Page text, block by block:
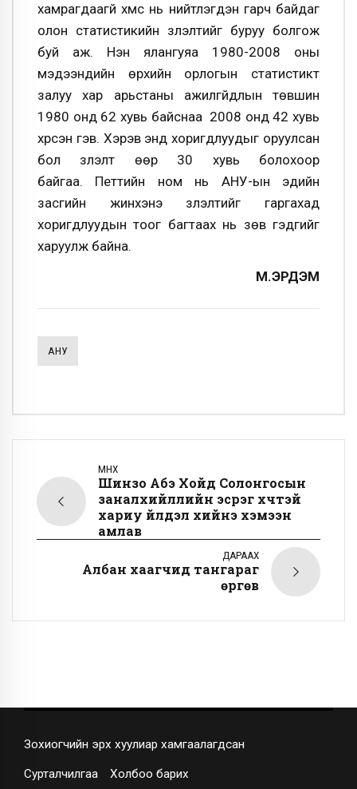
хамрагдаагүй хүмүүс нь нийтлэгдэн гарч байдаг
олон статистикийн үзүүлэлтийг буруу болгож
буй аж. Нэн ялангуяа 1980-2008 оны
мэдээнүүдийн өрхийн орлогын статистикт
залуу хар арьстаны ажилгүйдлын төвшин
1980 онд 62 хувь байснаа 2008 онд 42 хувь
хүрсэн гэв. Хэрэв энд хоригдлуудыг оруулсан
бол үзүүлэлт өөр 30 хувь болохоор
байгаа. Петтийн ном нь АНУ-ын эдийн
засгийн жинхэнэ үзүүлэлтийг гаргахад
хоригдлуудын тоог багтаах нь зөв гэдгийг
харуулж байна.
М.ЭРДЭМ
АНУ
ӨМНӨХ
Шинзо Абэ Хойд Солонгосын
заналхийллийн эсрэг хүчтэй
хариу үйлдэл хийнэ хэмээн
амлав
ДАРААХ
Албан хаагчид тангараг
өргөв
Зохиогчийн эрх хуулиар хамгаалагдсан
Сурталчилгаа Холбоо барих